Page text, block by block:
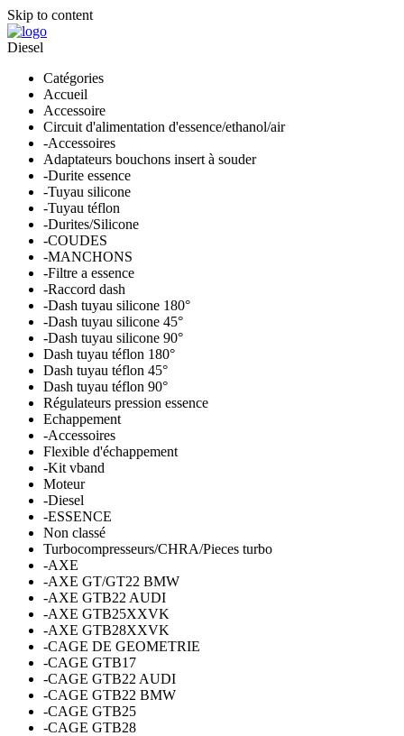
Skip to content
Diesel
Catégories
Accueil
Accessoire
Circuit d'alimentation d'essence/ethanol/air
-Accessoires
Adaptateurs bouchons insert à souder
-Durite essence
-Tuyau silicone
-Tuyau téflon
-Durites/Silicone
-COUDES
-MANCHONS
-Filtre a essence
-Raccord dash
-Dash tuyau silicone 180°
-Dash tuyau silicone 45°
-Dash tuyau silicone 90°
Dash tuyau téflon 180°
Dash tuyau téflon 45°
Dash tuyau téflon 90°
Régulateurs pression essence
Echappement
-Accessoires
Flexible d'échappement
-Kit vband
Moteur
-Diesel
-ESSENCE
Non classé
Turbocompresseurs/CHRA/Pieces turbo
-AXE
-AXE GT/GT22 BMW
-AXE GTB22 AUDI
-AXE GTB25XXVK
-AXE GTB28XXVK
-CAGE DE GEOMETRIE
-CAGE GTB17
-CAGE GTB22 AUDI
-CAGE GTB22 BMW
-CAGE GTB25
-CAGE GTB28